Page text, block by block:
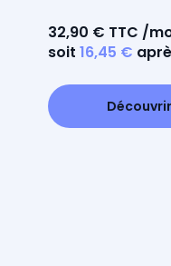
32,90 € TTC /
soit 16,45 €